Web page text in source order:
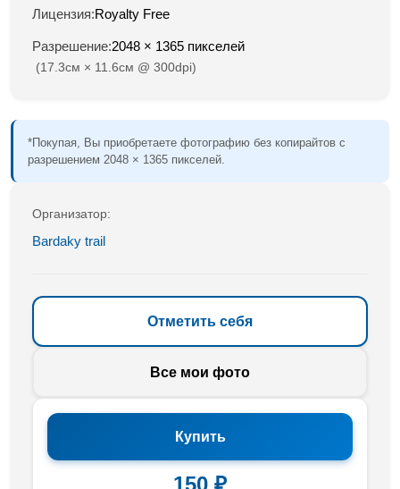
Лицензия:Royalty Free
Разрешение:2048 × 1365 пикселей
(17.3см × 11.6см @ 300dpi)
*Покупая, Вы приобретаете фотографию без копирайтов с
разрешением 2048 × 1365 пикселей.
Организатор:
Bardaky trail
Отметить себя
Все мои фото
Купить
150 ₽